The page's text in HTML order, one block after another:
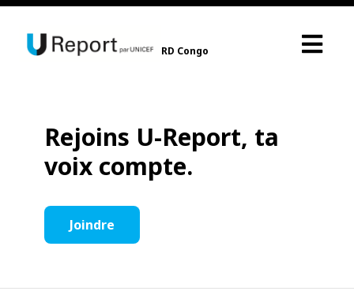
RD Congo
Rejoins U-Report, ta
voix compte.
Joindre